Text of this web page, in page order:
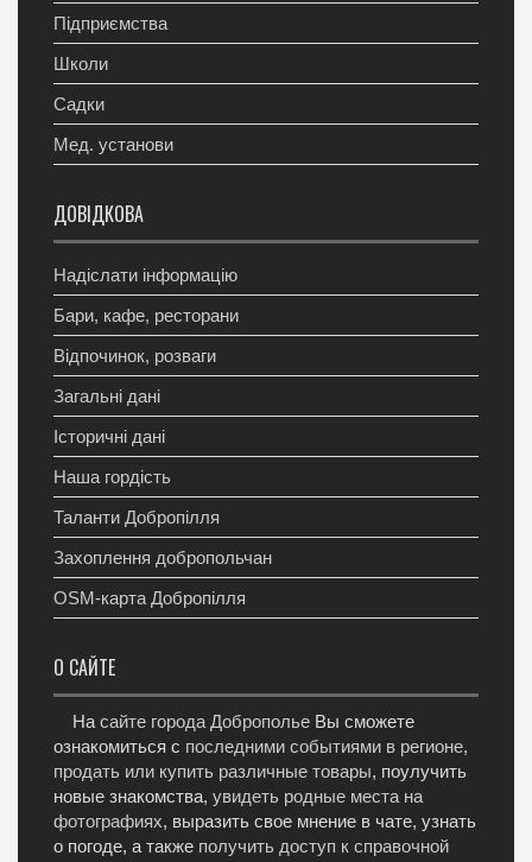
Підприємства
Школи
Садки
Мед. установи
ДОВІДКОВА
Надіслати інформацію
Бари, кафе, ресторани
Відпочинок, розваги
Загальні дані
Історичні дані
Наша гордість
Таланти Добропілля
Захоплення добропольчан
OSM-карта Добропілля
О САЙТЕ
На сайте города Доброполье Вы сможете
ознакомиться с последними событиями в регионе,
продать или купить различные товары, поулучить
новые знакомства, увидеть родные места на
фотографиях, выразить свое мнение в чате, узнать
о погоде, а также получить доступ к справочной